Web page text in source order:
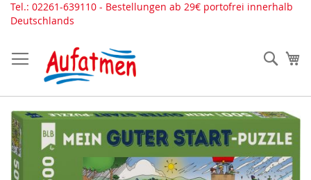
Direkt
zum
Tel.: 02261-639110 - Bestellungen ab 29€ portofrei innerhalb
Deutschlands
Zum
Ende
der
Bildergalerie
springen